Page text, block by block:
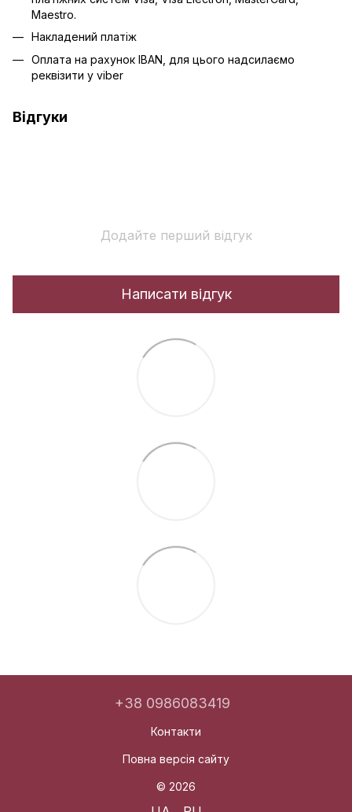
Maestro.
Накладений платіж
Оплата на рахунок IBAN, для цього надсилаємо
реквізити у viber
Відгуки
Додайте перший відгук
Написати відгук
+38 0986083419
Контакти
Повна версія сайту
© 2026